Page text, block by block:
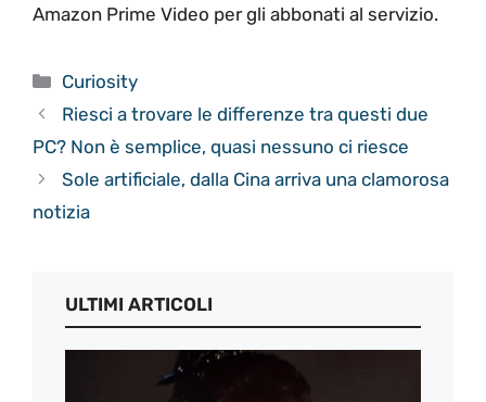
Amazon Prime Video per gli abbonati al servizio.
Categorie
Curiosity
Riesci a trovare le differenze tra questi due
PC? Non è semplice, quasi nessuno ci riesce
Sole artificiale, dalla Cina arriva una clamorosa
notizia
ULTIMI ARTICOLI